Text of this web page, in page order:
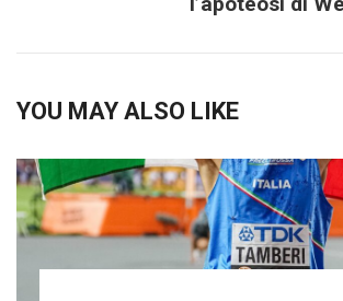
YOU MAY ALSO LIKE